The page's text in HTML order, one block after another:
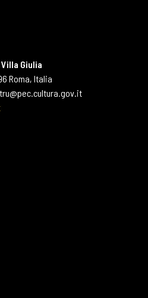
Giulia
Roma, Italia